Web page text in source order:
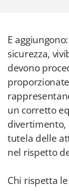
E
sicurezza,
devono
un corretto
divertimento,
tutela delle
nel rispetto
Chi rispetta